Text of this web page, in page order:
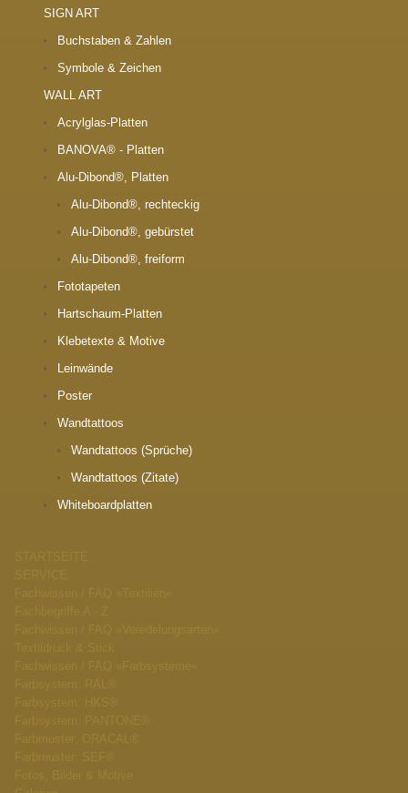
SIGN ART
Buchstaben & Zahlen
Symbole & Zeichen
WALL ART
Acrylglas-Platten
BANOVA® - Platten
Alu-Dibond®, Platten
Alu-Dibond®, rechteckig
Alu-Dibond®, gebürstet
Alu-Dibond®, freiform
Fototapeten
Hartschaum-Platten
Klebetexte & Motive
Leinwände
Poster
Wandtattoos
Wandtattoos (Sprüche)
Wandtattoos (Zitate)
Whiteboardplatten